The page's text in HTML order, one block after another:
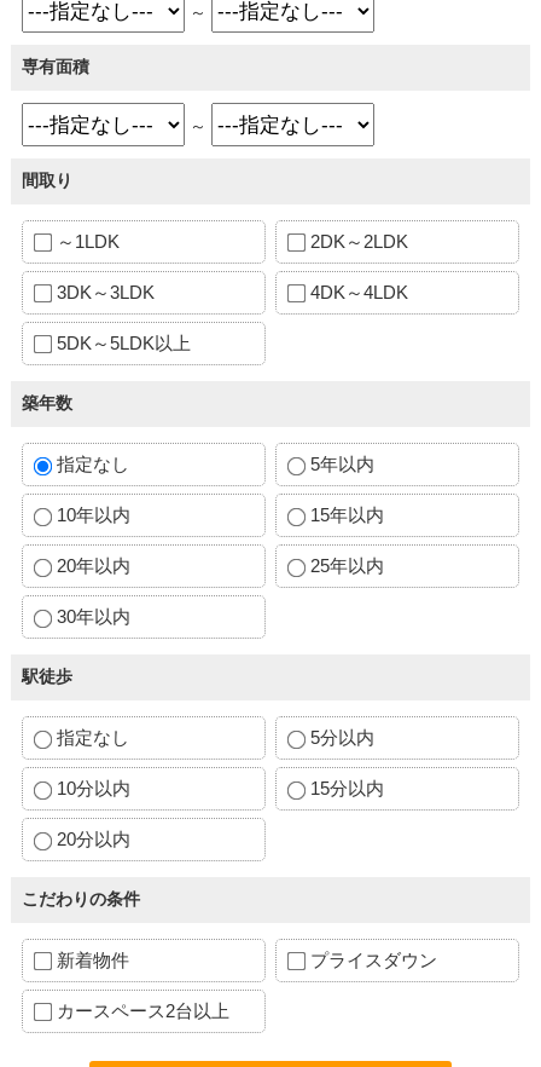
～
専有面積
～
間取り
～1LDK 2DK～2LDK
3DK～3LDK 4DK～4LDK
5DK～5LDK以上
築年数
指定なし 5年以内
10年以内 15年以内
20年以内 25年以内
30年以内
駅徒歩
指定なし 5分以内
10分以内 15分以内
20分以内
こだわりの条件
新着物件 プライスダウン
カースペース2台以上